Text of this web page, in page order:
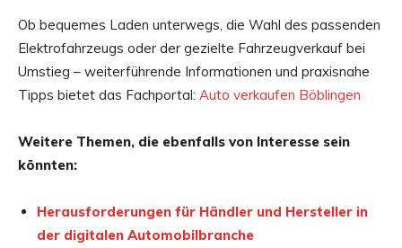
Ob bequemes Laden unterwegs, die Wahl des passenden
Elektrofahrzeugs oder der gezielte Fahrzeugverkauf bei
Umstieg – weiterführende Informationen und praxisnahe
Tipps bietet das Fachportal: Auto verkaufen Böblingen
Weitere Themen, die ebenfalls von Interesse sein
könnten:
Herausforderungen für Händler und Hersteller in
der digitalen Automobilbranche